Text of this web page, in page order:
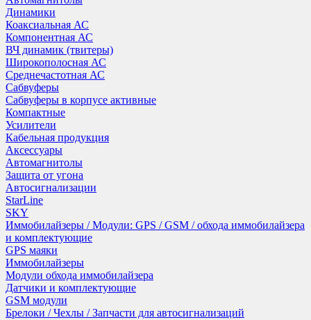
Динамики
Коаксиальная АС
Компонентная АС
ВЧ динамик (твитеры)
Широкополосная АС
Среднечастотная АС
Сабвуферы
Сабвуферы в корпусе активные
Компактные
Усилители
Кабельная продукция
Аксессуары
Автомагнитолы
Защита от угона
Автосигнализации
StarLine
SKY
Иммобилайзеры / Модули: GPS / GSM / обхода иммобилайзера
и комплектующие
GPS маяки
Иммобилайзеры
Модули обхода иммобилайзера
Датчики и комплектующие
GSM модули
Брелоки / Чехлы / Запчасти для автосигнализаций